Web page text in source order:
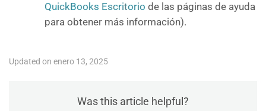
QuickBooks Escritorio de las páginas de ayuda
para obtener más información).
Updated on enero 13, 2025
Was this article helpful?